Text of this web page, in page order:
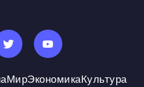
МирЭкономикаКультура